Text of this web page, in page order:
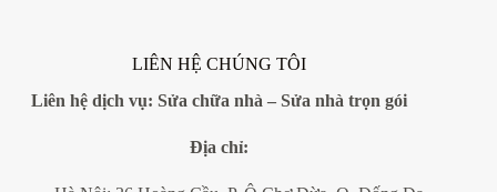
LIÊN HỆ CHÚNG TÔI
Liên hệ dịch vụ: Sửa chữa nhà – Sửa nhà trọn gói
Địa chỉ: